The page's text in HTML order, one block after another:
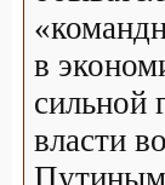
в
сильной
власти